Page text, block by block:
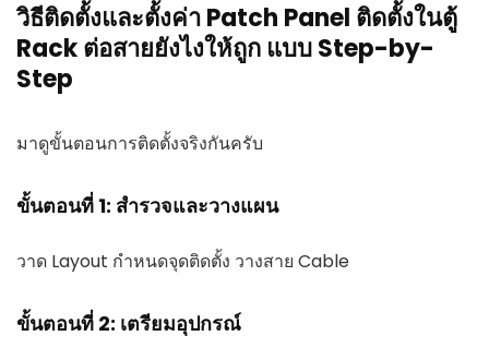
วิธีติดตั้งและตั้งค่า Patch Panel ติดตั้งในตู้
Rack ต่อสายยังไงให้ถูก แบบ Step-by-
Step
มาดูขั้นตอนการติดตั้งจริงกันครับ
ขั้นตอนที่ 1: สำรวจและวางแผน
วาด Layout กำหนดจุดติดตั้ง วางสาย Cable
ขั้นตอนที่ 2: เตรียมอุปกรณ์